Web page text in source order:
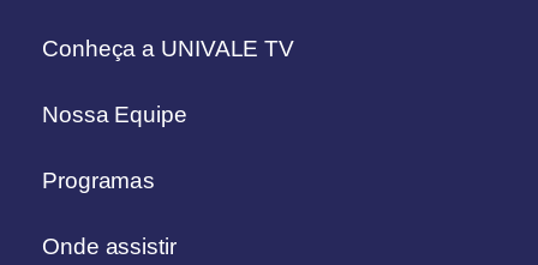
Conheça a UNIVALE TV
Nossa Equipe
Programas
Onde assistir